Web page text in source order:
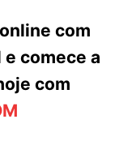
com
comece a
com